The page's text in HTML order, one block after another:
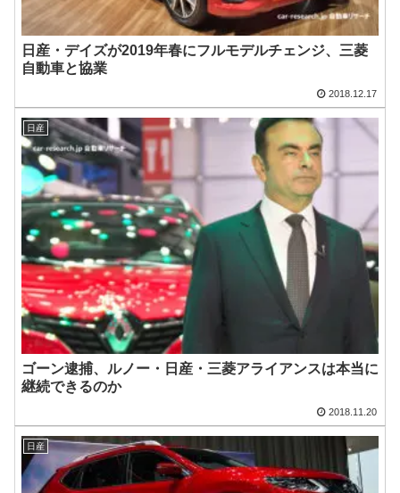
日産・デイズが2019年春にフルモデルチェンジ、三菱
自動車と協業
2018.12.17
日産
ゴーン逮捕、ルノー・日産・三菱アライアンスは本当に
継続できるのか
2018.11.20
日産